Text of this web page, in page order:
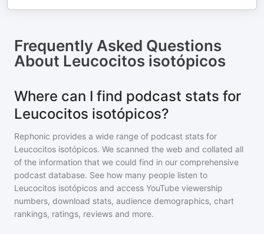
Frequently Asked Questions
About Leucocitos isotópicos
Where can I find podcast stats for
Leucocitos isotópicos?
Rephonic provides a wide range of podcast stats for
Leucocitos isotópicos. We scanned the web and collated all
of the information that we could find in our comprehensive
podcast database. See how many people listen to
Leucocitos isotópicos and access YouTube viewership
numbers, download stats, audience demographics, chart
rankings, ratings, reviews and more.